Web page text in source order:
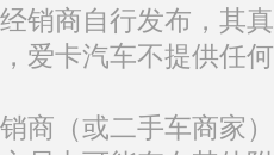
经销商自行发布，其
爱卡汽车不提供任
商（或二手车商家